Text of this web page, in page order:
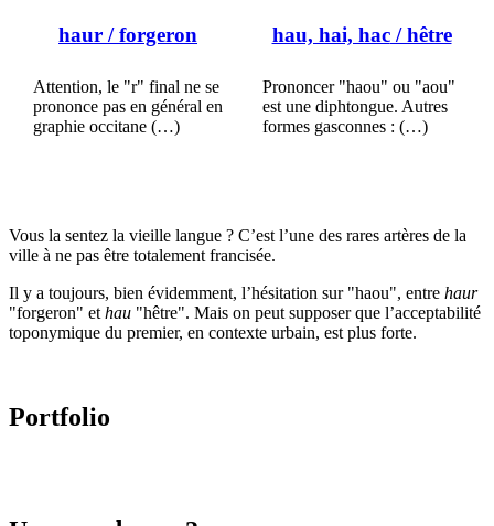
haur / forgeron
Attention, le "r" final ne se
prononce pas en général en
graphie occitane (…)
hau, hai, hac/ hêtre
Prononcer "haou" ou "aou"
est une diphtongue. Autres
formes gasconnes : (…)
Vous la sentez la vieille langue ? C’est l’une des rares artères de la
ville à ne pas être totalement francisée.
Il y a toujours, bien évidemment, l’hésitation sur "haou", entre haur
"forgeron" et hau "hêtre". Mais on peut supposer que l’acceptabilité
toponymique du premier, en contexte urbain, est plus forte.
Portfolio